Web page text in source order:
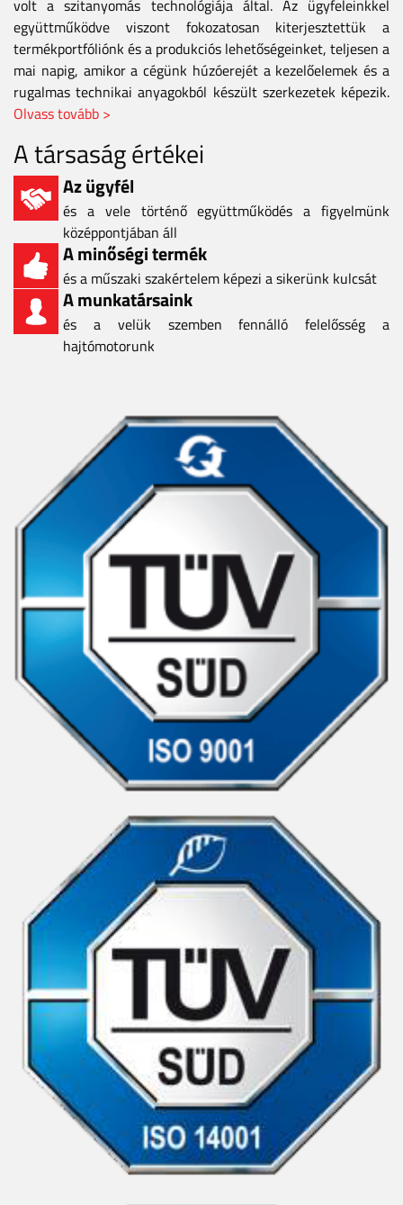
volt a szitanyomás technológiája által. Az ügyfeleinkkel
együttműködve viszont fokozatosan kiterjesztettük a
termékportfóliónk és a produkciós lehetőségeinket, teljesen a
mai napig, amikor a cégünk húzóerejét a kezelőelemek és a
rugalmas technikai anyagokból készült szerkezetek képezik.
Olvass tovább >
A társaság értékei
Az ügyfél
és a vele történő együttműködés a figyelmünk
középpontjában áll
A minőségi termék
és a műszaki szakértelem képezi a sikerünk kulcsát
A munkatársaink
és a velük szemben fennálló felelősség a
hajtómotorunk